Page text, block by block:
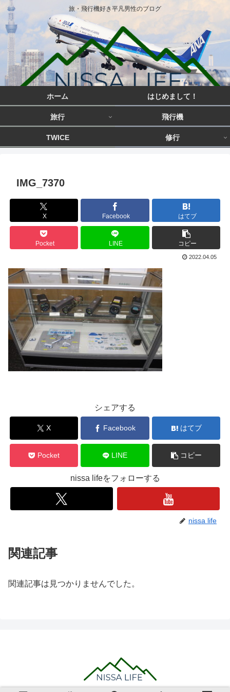
旅・飛行機好き平凡男性のブログ
ホーム はじめまして！
旅行 飛行機
TWICE 修行
IMG_7370
X Facebook はてブ
Pocket LINE コピー
2022.04.05
シェアする
X Facebook はてブ
Pocket LINE コピー
nissa lifeをフォローする
nissa life
関連記事
関連記事は見つかりませんでした。